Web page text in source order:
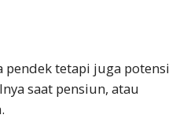
tetapi juga potensi
saat pensiun, atau